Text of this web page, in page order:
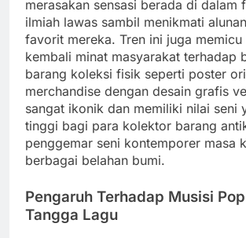
merasakan sensasi berada di dalam
ilmiah lawas sambil menikmati
favorit mereka. Tren ini juga
kembali minat masyarakat terhadap
barang koleksi fisik seperti poster
merchandise dengan desain grafis
sangat ikonik dan memiliki nilai seni
tinggi bagi para kolektor barang
penggemar seni kontemporer masa
berbagai belahan bumi.
Pengaruh Terhadap Musisi
Tangga Lagu